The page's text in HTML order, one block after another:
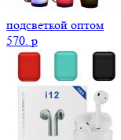
подсветкой оптом
570. p